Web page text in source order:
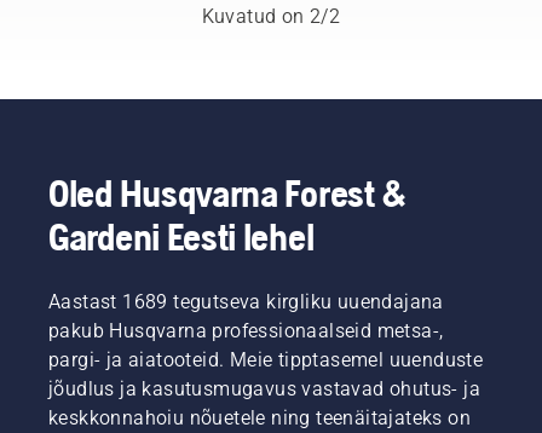
Kuvatud on 2/2
Oled Husqvarna Forest &
Gardeni Eesti lehel
Aastast 1689 tegutseva kirgliku uuendajana
pakub Husqvarna professionaalseid metsa-,
pargi- ja aiatooteid. Meie tipptasemel uuenduste
jõudlus ja kasutusmugavus vastavad ohutus- ja
keskkonnahoiu nõuetele ning teenäitajateks on